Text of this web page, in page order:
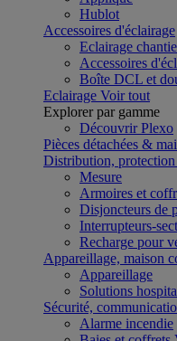
Hublot
Accessoires d'éclairage
Eclairage
Accessoires
Boîte DCL et
Eclairage Voir tout
Explorer par gamme
Découvrir Plexo
Pièces détachées &
Distribution,
Mesure
Armoires et
Disjoncteurs de
Interrupteurs-
Recharge pour
Appareillage, maison
Appareillage
Solutions
Sécurité,
Alarme incendie